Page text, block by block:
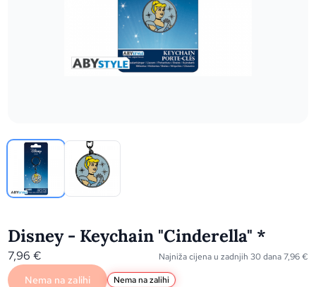
Disney - Keychain "Cinderella" *
7,96€ Najniža cijena u zadnjih 30 dana7,96€
Nema na zalihi Nema na zalihi